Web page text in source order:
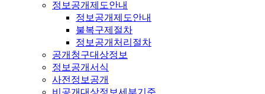
정보공개제도안내
정보공개제도안내
불복구제절차
정보공개처리절차
공개청구대상정보
정보공개서식
사전정보공개
비공개대상정보세부기준